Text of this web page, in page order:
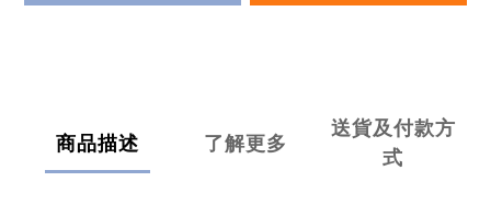
商品描述 了解更多
送貨及付款方
式